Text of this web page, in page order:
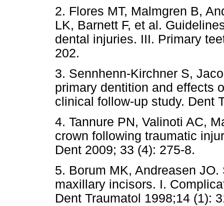
2. Flores MT, Malmgren B,
LK, Barnett F, et al.
dental injuries. III. Primary
202.
3. Sennhenn-Kirchner S,
primary dentition and effects
clinical follow-up study. Dent
4. Tannure PN, Valinoti AC,
crown following traumatic
Dent 2009; 33 (4): 275-8.
5. Borum MK, Andreasen
maxillary incisors. I.
Dent Traumatol 1998;14 (1):